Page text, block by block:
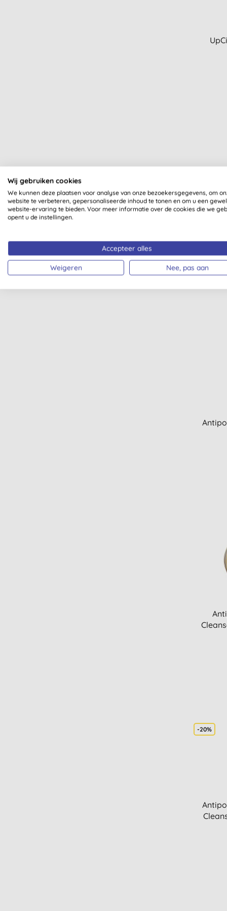
-20%
Bruin zonder zon (2)
Getinte hydraterende crème (2)
Gezichtstoner (2)
Glansmiddel (2)
Haarstyling (2)
Kinderen mondverzorging (2)
Kinderen zonnebrand (2)
Man haarverzorging (2)
Wij gebruiken cookies
We kunnen deze plaatsen voor analyse van onze bezoekersgegevens, om
website te verbeteren, gepersonaliseerde inhoud te tonen en om u een
website-ervaring te bieden. Voor meer informatie over de cookies die we
opent u de instellingen.
Accepteer alles
Weigeren Nee, pas aan